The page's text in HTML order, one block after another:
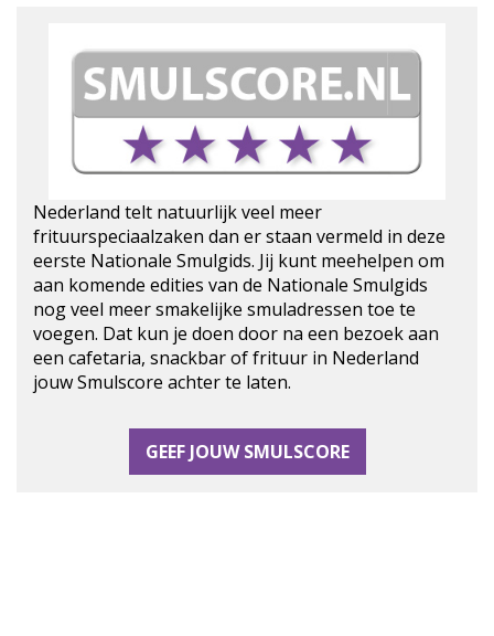
Nederland telt natuurlijk veel meer
frituurspeciaalzaken dan er staan vermeld in deze
eerste Nationale Smulgids. Jij kunt meehelpen om
aan komende edities van de Nationale Smulgids
nog veel meer smakelijke smuladressen toe te
voegen. Dat kun je doen door na een bezoek aan
een cafetaria, snackbar of frituur in Nederland
jouw Smulscore achter te laten.
GEEF JOUW SMULSCORE